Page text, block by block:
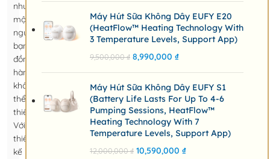
như
một
người
bạn
đồng
hành
không
thể
thiếu.
Với
thiết
kế
Máy Hút Sữa Không Dây EUFY E20
(HeatFlow™ Heating Technology With
3 Temperature Levels, Support App)
9,500,000₫ 8,990,000 ₫
Máy Hút Sữa Không Dây EUFY S1
(Battery Life Lasts For Up To 4-6
Pumping Sessions, HeatFlow™
Heating Technology With 7
Temperature Levels, Support App)
12,000,000₫ 10,590,000 ₫